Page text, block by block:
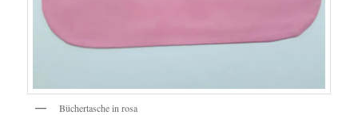
Büchertasche in rosa